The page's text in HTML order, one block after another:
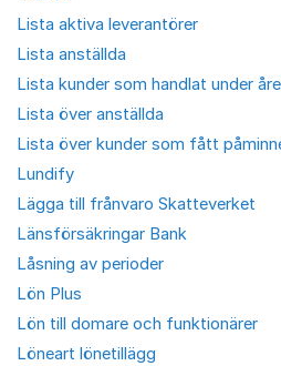
Lista aktiva leverantörer
Lista anställda
Lista kunder som handlat under
Lista över anställda
Lista över kunder som fått
Lundify
Lägga till frånvaro Skatteverket
Länsförsäkringar Bank
Låsning av perioder
Lön Plus
Lön till domare och funktionärer
Löneart lönetillägg